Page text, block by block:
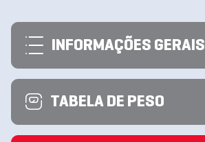
INFORMAÇÕES GERAIS
TABELA DE PESO